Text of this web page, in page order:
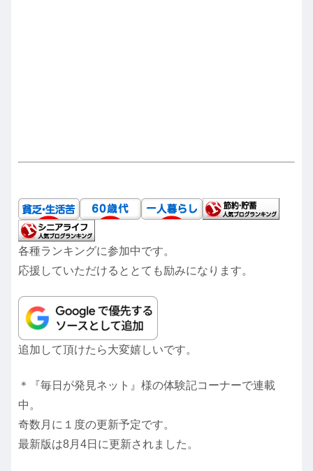
各種ランキングに参加中です。
応援していただけるととても励みになります。
追加して頂けたら大変嬉しいです。
＊『毎日が発見ネット』様の体験記コーナーで連載
中。
奇数月に１度の更新予定です。
最新版は8月4日に更新されました。